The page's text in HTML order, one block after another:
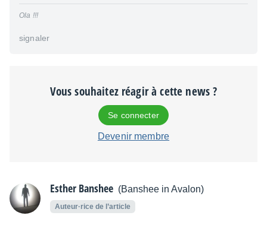
Ola !!!
signaler
Vous souhaitez réagir à cette news ?
Se connecter
Devenir membre
Esther Banshee (Banshee in Avalon)
Auteur·rice de l’article